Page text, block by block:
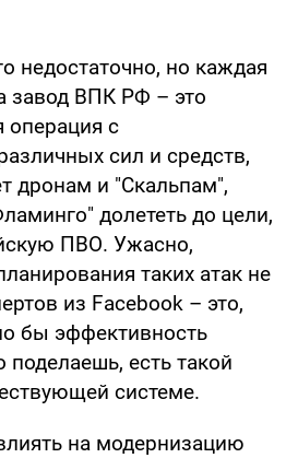
недостаточно, но каждая
завод ВПК РФ – это
операция с
сил и средств,
дронам и "Скальпам",
долететь до цели,
ПВО. Ужасно,
таких атак не
из Facebook – это,
бы эффективность
поделаешь, есть такой
системе.
на модернизацию